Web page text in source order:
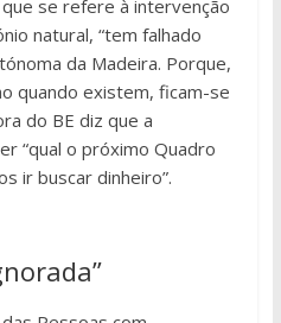
se refere à intervenção
natural, “tem falhado
da Madeira. Porque,
quando existem, ficam-se
do BE diz que a
“qual o próximo Quadro
ir buscar dinheiro”.